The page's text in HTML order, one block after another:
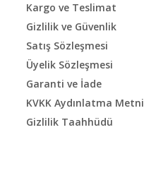
Kargo ve Teslimat
Gizlilik ve Güvenlik
Satış Sözleşmesi
Üyelik Sözleşmesi
Garanti ve İade
KVKK Aydınlatma Metni
Gizlilik Taahhüdü